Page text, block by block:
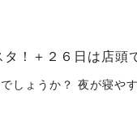
！＋２６日は店頭
しょうか？ 夜が寝や